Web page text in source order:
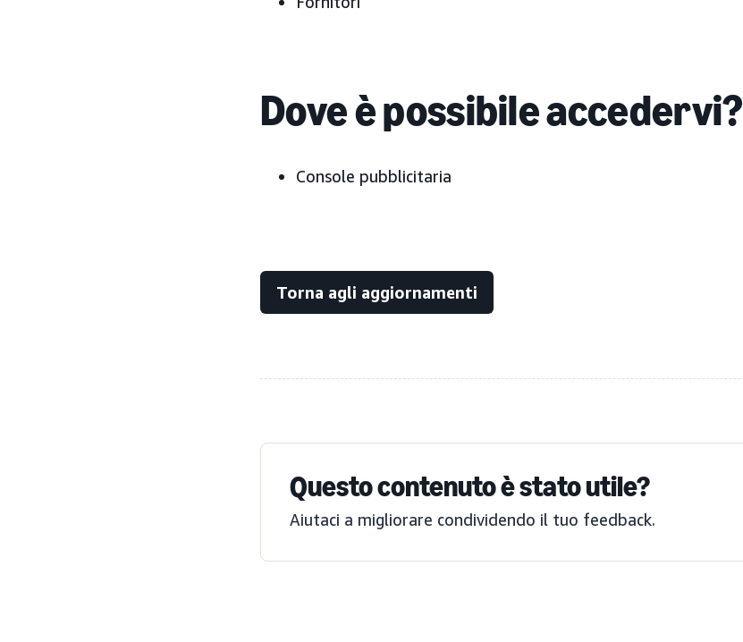
Dove è possibile accedervi?
Console pubblicitaria
Torna agli aggiornamenti
Questo contenuto è stato utile?
Aiutaci a migliorare condividendo il tuo feedback.